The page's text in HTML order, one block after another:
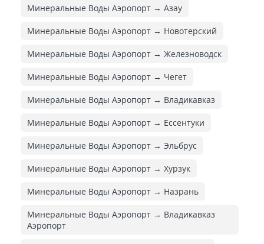
Минеральные Воды Аэропорт → Азау
Минеральные Воды Аэропорт → Новотерский
Минеральные Воды Аэропорт → Железноводск
Минеральные Воды Аэропорт → Чегет
Минеральные Воды Аэропорт → Владикавказ
Минеральные Воды Аэропорт → Ессентуки
Минеральные Воды Аэропорт → Эльбрус
Минеральные Воды Аэропорт → Хурзук
Минеральные Воды Аэропорт → Назрань
Минеральные Воды Аэропорт → Владикавказ
Аэропорт